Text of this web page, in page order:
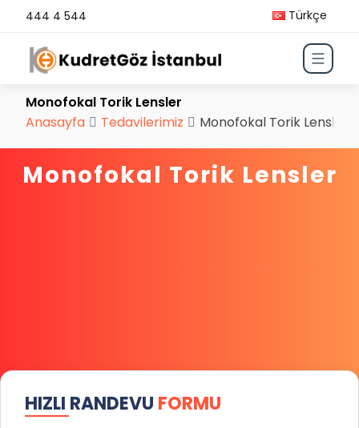
444 4 544 Türkçe
Monofokal Torik Lensler
Anasayfa
Tedavilerimiz Monofokal Torik Lensler
Monofokal Torik Lensler
HIZLI RANDEVU FORMU